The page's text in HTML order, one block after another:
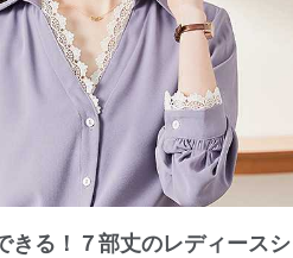
きる！７部丈のレディース